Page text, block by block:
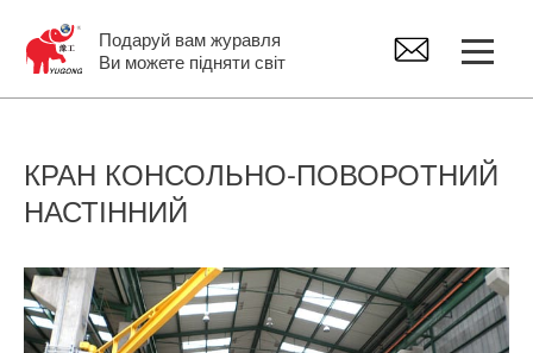
Подаруй вам журавля
Ви можете підняти світ
Мостовий кран
Консольные краны поворотные
КРАН КОНСОЛЬНО-ПОВОРОТНИЙ
НАСТІННИЙ